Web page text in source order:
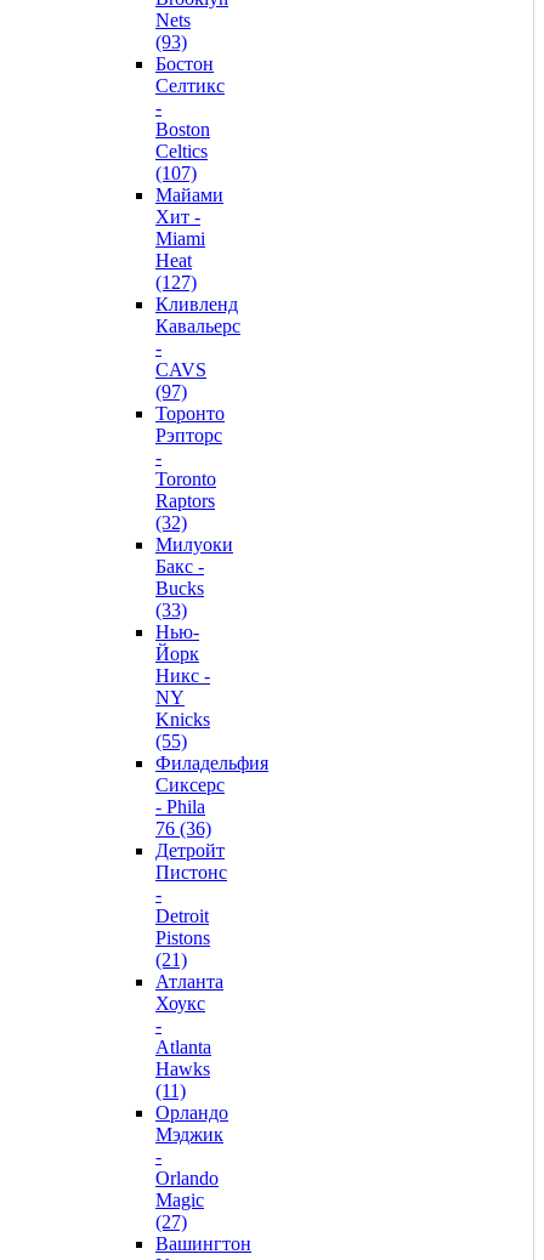
Nets
(93)
Бостон
Селтикс
-
Boston
Celtics
(107)
Майами
Хит -
Miami
Heat
(127)
Кливленд
Кавальерс
-
CAVS
(97)
Торонто
Рэпторс
-
Toronto
Raptors
(32)
Милуоки
Бакс -
Bucks
(33)
Нью-
Йорк
Никс -
NY
Knicks
(55)
Филадельфия
Сиксерс
- Phila
76 (36)
Детройт
Пистонс
-
Detroit
Pistons
(21)
Атланта
Хоукс
-
Atlanta
Hawks
(11)
Орландо
Мэджик
-
Orlando
Magic
(27)
Вашингтон